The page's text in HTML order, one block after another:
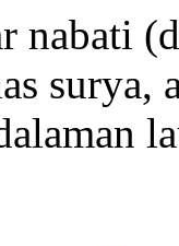
nabati
surya,